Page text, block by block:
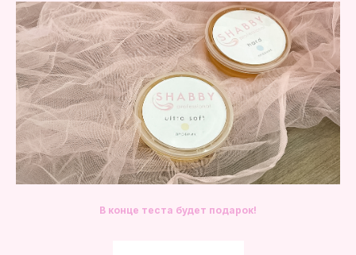
В конце теста будет подарок!